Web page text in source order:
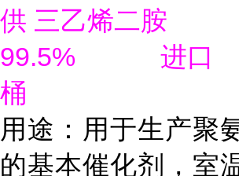
供 三乙烯二胺
99.5% 进口
桶
用途：用于生产聚
的基本催化剂，室